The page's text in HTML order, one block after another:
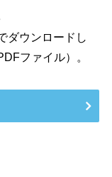
ダウンロードし
ファイル）。